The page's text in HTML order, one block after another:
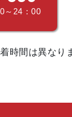
～24：00
時間は異なり